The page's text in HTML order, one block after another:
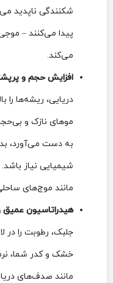
شکنندگی ناپدید
پیدا می‌کنند –
می‌کند.
افزایش حجم و
دریایی، ریشه‌ها را
موهای نازک و
به دست می‌آورد،
شیمیایی نیاز
مانند موج‌های
هیدراتاسیون
جلبک، رطوبت را در
خشک و کدر شما،
مانند صدف‌های